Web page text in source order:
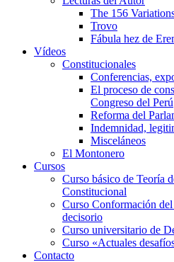
The 156
Trovo
Fábula hez de
Vídeos
Constitucionales
Conferencias,
El proceso de
Congreso del Perú
Reforma del
Indemnidad,
Misceláneos
El Montonero
Cursos
Curso básico de Teoría
Constitucional
Curso Conformación
decisorio
Curso universitario de
Curso «Actuales
Contacto